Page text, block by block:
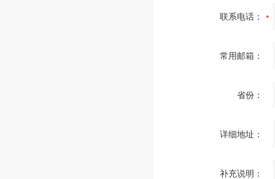
联系电话：
常用邮箱：
省份：
详细地址：
补充说明：